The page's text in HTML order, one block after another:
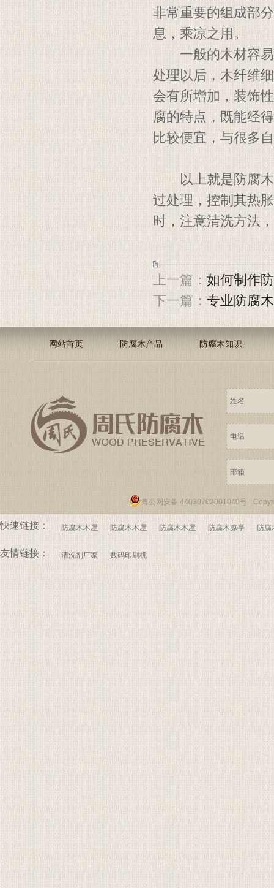
非常重要的组成部
息，乘凉之用。
一般的木材容易
处理以后，木纤维
会有所增加，装饰
腐的特点，既能经
比较便宜，与很多
以上就是防腐木花
过处理，控制其热
时，注意清洗方法
上一篇：如何制作
下一篇： 专业防腐
网站首页 防腐木产品 防腐木知识
粤公网安备 44030702001040号
快速链接： 防腐木木屋 防腐木木屋 防腐木木屋 防腐木凉亭 防腐
友情链接： 清洗剂厂家 数码印刷机